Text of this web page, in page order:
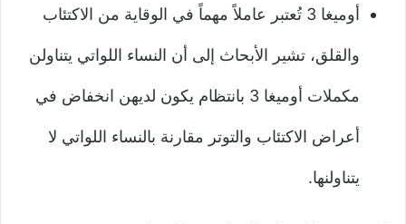
أوميغا 3 تُعتبر عاملاً مهماً في الوقاية من الاكتئاب
والقلق، تشير الأبحاث إلى أن النساء اللواتي يتناولن
مكملات أوميغا 3 بانتظام يكون لديهن انخفاض في
أعراض الاكتئاب والتوتر مقارنة بالنساء اللواتي لا
يتناولنها.